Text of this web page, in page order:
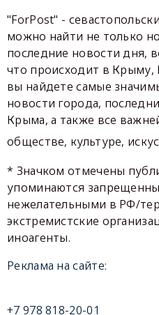
"ForPost" -
можно найти не только
последние новости дня,
что происходит в Крыму,
вы найдете самые
новости города,
Крыма, а также все
обществе, культуре,
* Значком отмечены
упоминаются
нежелательными в РФ/
экстремистские
иноагенты.
Реклама на сайте:
+7 978 818-20-01